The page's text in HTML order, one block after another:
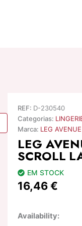
REF: D-230540
Categorias:
Marca: LEG
LEG
SCROLL
EM STOCK
16,46€
Availability:Quantidade